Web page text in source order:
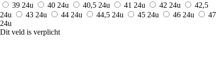
39 24u 40 24u 40,5 24u 41 24u 42 24u
42,5
24u
43 24u 44 24u 44,5 24u 45 24u 46 24u
47
24u
Dit veld is verplicht